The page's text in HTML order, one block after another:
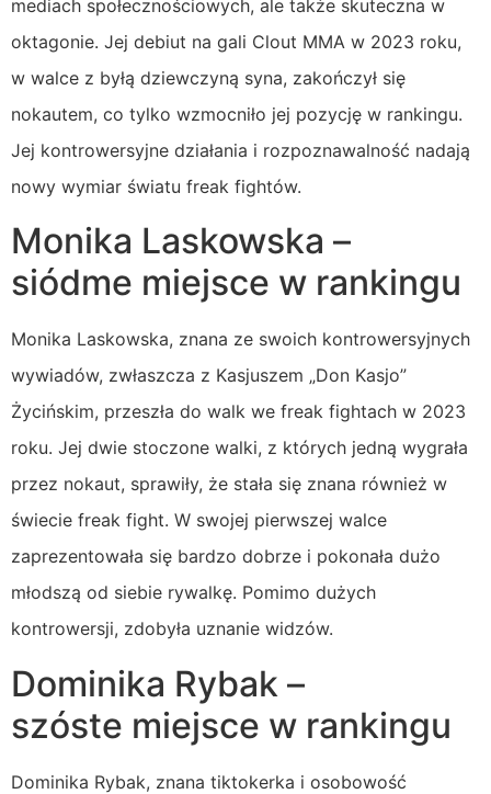
mediach społecznościowych, ale także skuteczna w
oktagonie. Jej debiut na gali Clout MMA w 2023 roku,
w walce z byłą dziewczyną syna, zakończył się
nokautem, co tylko wzmocniło jej pozycję w rankingu.
Jej kontrowersyjne działania i rozpoznawalność nadają
nowy wymiar światu freak fightów.
Monika Laskowska –
siódme miejsce w rankingu
Monika Laskowska, znana ze swoich kontrowersyjnych
wywiadów, zwłaszcza z Kasjuszem „Don Kasjo”
Życińskim, przeszła do walk we freak fightach w 2023
roku. Jej dwie stoczone walki, z których jedną wygrała
przez nokaut, sprawiły, że stała się znana również w
świecie freak fight. W swojej pierwszej walce
zaprezentowała się bardzo dobrze i pokonała dużo
młodszą od siebie rywalkę. Pomimo dużych
kontrowersji, zdobyła uznanie widzów.
Dominika Rybak –
szóste miejsce w rankingu
Dominika Rybak, znana tiktokerka i osobowość